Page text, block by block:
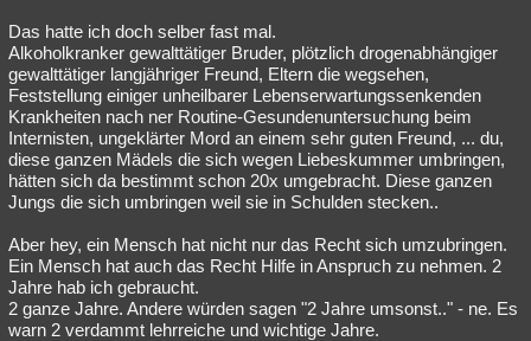
Das hatte ich doch selber fast mal.
Alkoholkranker gewalttätiger Bruder, plötzlich drogenabhängiger
gewalttätiger langjähriger Freund, Eltern die wegsehen,
Feststellung einiger unheilbarer Lebenserwartungssenkenden
Krankheiten nach ner Routine-Gesundenuntersuchung beim
Internisten, ungeklärter Mord an einem sehr guten Freund, ... du,
diese ganzen Mädels die sich wegen Liebeskummer umbringen,
hätten sich da bestimmt schon 20x umgebracht. Diese ganzen
Jungs die sich umbringen weil sie in Schulden stecken..
Aber hey, ein Mensch hat nicht nur das Recht sich umzubringen.
Ein Mensch hat auch das Recht Hilfe in Anspruch zu nehmen. 2
Jahre hab ich gebraucht.
2 ganze Jahre. Andere würden sagen "2 Jahre umsonst.." - ne. Es
warn 2 verdammt lehrreiche und wichtige Jahre.